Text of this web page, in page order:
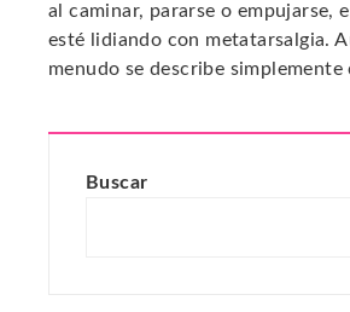
al caminar, pararse o empujarse,
esté lidiando con metatarsalgia.
menudo se describe simplemente
Buscar